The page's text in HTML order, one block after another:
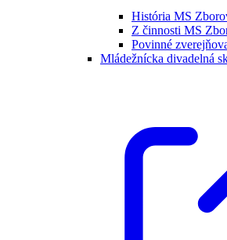
História MS
Z činnosti MS
Povinné
Mládežnícka divadelná